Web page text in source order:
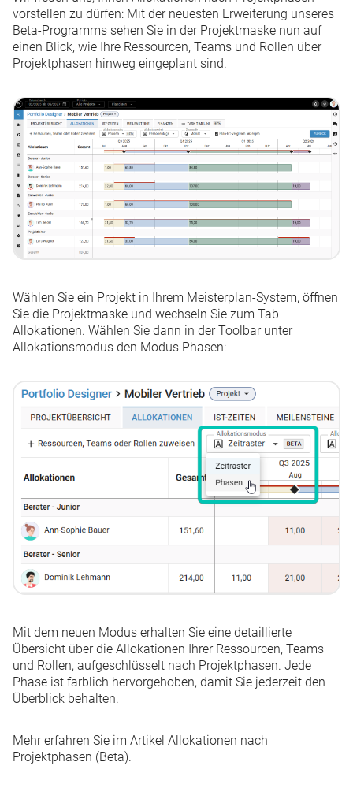
Kleine Änderungen & gelöste Anfragen 06. - 12. Juli 2026
Weitere anzeigen
vorstellen zu dürfen: Mit der neuesten Erweiterung unseres
Beta-Programms sehen Sie in der Projektmaske nun auf
einen Blick, wie Ihre Ressourcen, Teams und Rollen über
Projektphasen hinweg eingeplant sind.
Wählen Sie ein Projekt in Ihrem Meisterplan-System, öffnen
Sie die Projektmaske und wechseln Sie zum Tab
Allokationen. Wählen Sie dann in der Toolbar unter
Allokationsmodus den Modus Phasen:
Mit dem neuen Modus erhalten Sie eine detaillierte
Übersicht über die Allokationen Ihrer Ressourcen, Teams
und Rollen, aufgeschlüsselt nach Projektphasen. Jede
Phase ist farblich hervorgehoben, damit Sie jederzeit den
Überblick behalten.
Mehr erfahren Sie im Artikel Allokationen nach
Projektphasen (Beta).